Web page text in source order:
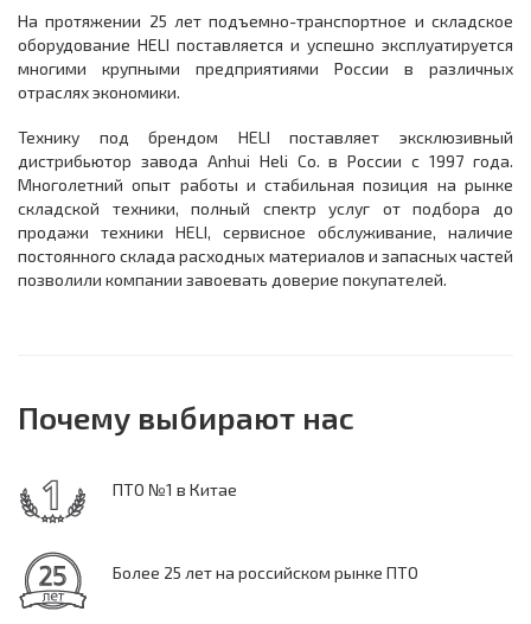
На протяжении 25 лет подъемно-транспортное и складское
оборудование HELI поставляется и успешно эксплуатируется
многими крупными предприятиями России в различных
отраслях экономики.
Технику под брендом HELI поставляет эксклюзивный
дистрибьютор завода Anhui Heli Co. в России с 1997 года.
Многолетний опыт работы и стабильная позиция на рынке
складской техники, полный спектр услуг от подбора до
продажи техники HELI, сервисное обслуживание, наличие
постоянного склада расходных материалов и запасных частей
позволили компании завоевать доверие покупателей.
Почему выбирают нас
ПТО №1 в Китае
Более 25 лет на российском рынке ПТО